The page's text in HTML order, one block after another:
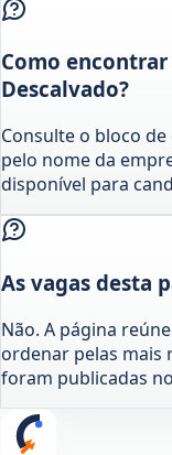
Como
Descalvado?
Consulte o bloco
pelo nome da
disponível para
As vagas desta
Não. A página
ordenar pelas mais
foram publicadas